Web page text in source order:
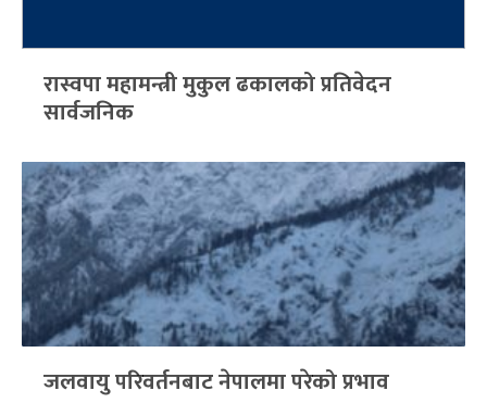
रास्वपा महामन्त्री मुकुल ढकालको प्रतिवेदन
सार्वजनिक
जलवायु परिवर्तनबाट नेपालमा परेको प्रभाव